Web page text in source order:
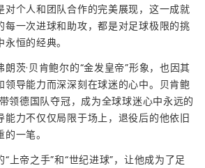
对个人和团队合作的完美展现，这一成就
每一次进球和助攻，都是对足球极限的挑
恒的经典。
茨·贝肯鲍尔的“金发皇帝”形象，也因其
领导能力而深深刻在球迷的心中。贝肯鲍
领德国队夺冠，成为全球球迷心中永远的
能力不仅仅局限于场上，退役后的他依旧
一笔。
上帝之手”和“世纪进球”，让他成为了足